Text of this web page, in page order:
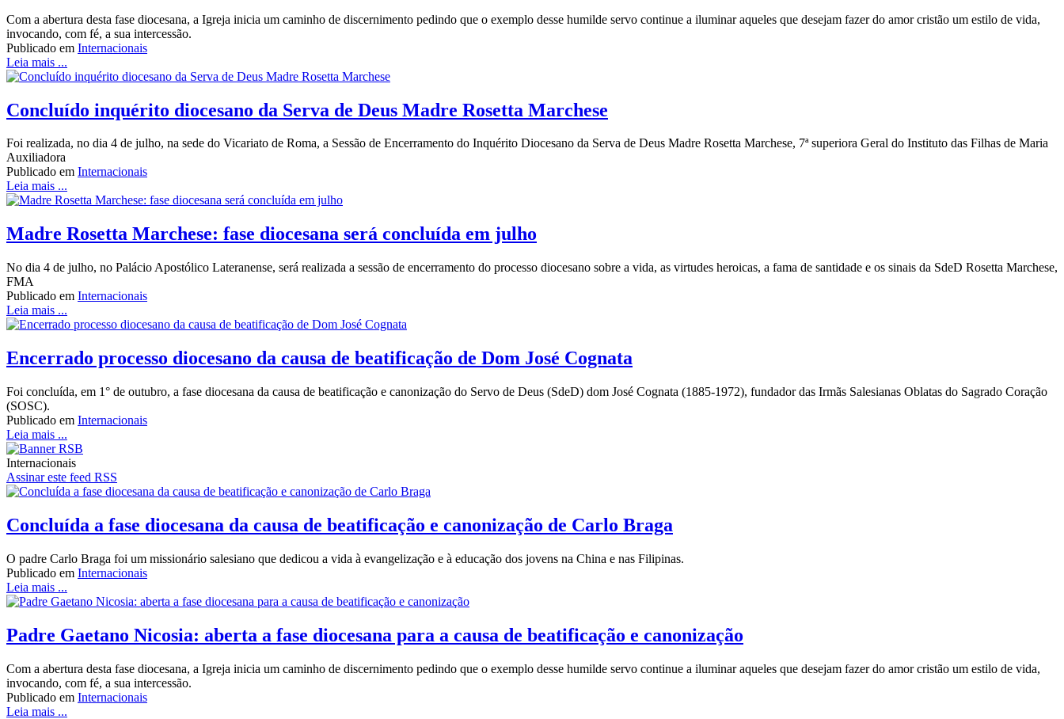
Com a abertura desta fase diocesana, a Igreja inicia um caminho de discernimento pedindo que o exemplo desse humilde servo continue a iluminar aqueles que desejam fazer do amor cristão um estilo de vida,
invocando, com fé, a sua intercessão.
Publicado em Internacionais
Leia mais ...
Concluído inquérito diocesano da Serva de Deus Madre Rosetta Marchese
Foi realizada, no dia 4 de julho, na sede do Vicariato de Roma, a Sessão de Encerramento do Inquérito Diocesano da Serva de Deus Madre Rosetta Marchese, 7ª superiora Geral do Instituto das Filhas de Maria
Auxiliadora
Publicado em Internacionais
Leia mais ...
Madre Rosetta Marchese: fase diocesana será concluída em julho
No dia 4 de julho, no Palácio Apostólico Lateranense, será realizada a sessão de encerramento do processo diocesano sobre a vida, as virtudes heroicas, a fama de santidade e os sinais da SdeD Rosetta Marchese,
FMA
Publicado em Internacionais
Leia mais ...
Encerrado processo diocesano da causa de beatificação de Dom José Cognata
Foi concluída, em 1° de outubro, a fase diocesana da causa de beatificação e canonização do Servo de Deus (SdeD) dom José Cognata (1885-1972), fundador das Irmãs Salesianas Oblatas do Sagrado Coração
(SOSC).
Publicado em Internacionais
Leia mais ...
Internacionais
Assinar este feed RSS
Concluída a fase diocesana da causa de beatificação e canonização de Carlo Braga
O padre Carlo Braga foi um missionário salesiano que dedicou a vida à evangelização e à educação dos jovens na China e nas Filipinas.
Publicado em Internacionais
Leia mais ...
Padre Gaetano Nicosia: aberta a fase diocesana para a causa de beatificação e canonização
Com a abertura desta fase diocesana, a Igreja inicia um caminho de discernimento pedindo que o exemplo desse humilde servo continue a iluminar aqueles que desejam fazer do amor cristão um estilo de vida,
invocando, com fé, a sua intercessão.
Publicado em Internacionais
Leia mais ...